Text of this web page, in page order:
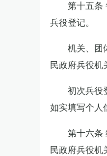
第十五条
兵役登记。
机关、团
民政府兵役机
初次兵役
如实填写个人
第十六条
民政府兵役机